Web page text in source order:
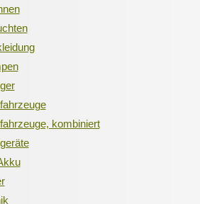
kombiniert